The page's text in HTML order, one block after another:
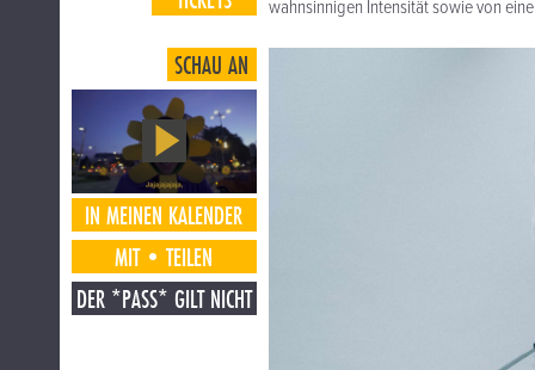
wahnsinnigen Intensität sowie von
SCHAU AN
IN MEINEN KALENDER
MIT•TEILEN
DER *PASS* GILT NICHT